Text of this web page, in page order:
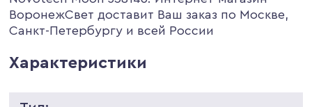
ВоронежСвет доставит Ваш заказ по Москве,
Санкт-Петербургу и всей России
Характеристики